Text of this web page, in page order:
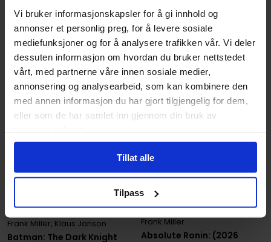
Vi bruker informasjonskapsler for å gi innhold og
annonser et personlig preg, for å levere sosiale
mediefunksjoner og for å analysere trafikken vår. Vi deler
dessuten informasjon om hvordan du bruker nettstedet
vårt, med partnerne våre innen sosiale medier,
annonsering og analysearbeid, som kan kombinere den
med annen informasjon du har gjort tilgjengelig for dem,
eller som de har samlet inn gjennom din bruk av
Tillat alle
Tilpass
Forhåndsbestill
Batman: The Dark Knight
Frank Miller, Klaus Janson
Tilgjengelig 30. september 2026
Forhåndsbestill
Absolute Ronin: (2026
Frank Miller
Tilgjengelig 2. desember 2026